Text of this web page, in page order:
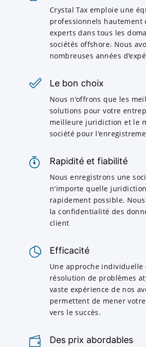
Crystal Tax emploie une
professionnels hautement
experts dans tous les
sociétés offshore. Nous
nombreuses années
Le bon choix
Nous n'offrons que les
solutions pour votre
meilleure juridiction et le
société pour
Rapidité et fiabilité
Nous enregistrons une
n'importe quelle
rapidement possible.
la confidentialité des
client
Efficacité
Une approche individuelle
résolution de problèmes
vaste expérience de nos
permettent de mener
vers le succès.
Des prix abordables